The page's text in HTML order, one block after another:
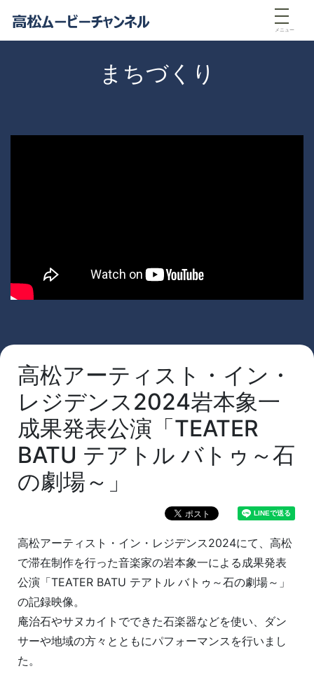
メニュー
まちづくり
高松アーティスト・イン・
レジデンス2024岩本象一
成果発表公演「TEATER
BATU テアトル バトゥ～石
の劇場～」
高松アーティスト・イン・レジデンス2024にて、高松
で滞在制作を行った音楽家の岩本象一による成果発表
公演「TEATER BATU テアトル バトゥ～石の劇場～」
の記録映像。
庵治石やサヌカイトでできた石楽器などを使い、ダン
サーや地域の方々とともにパフォーマンスを行いまし
た。